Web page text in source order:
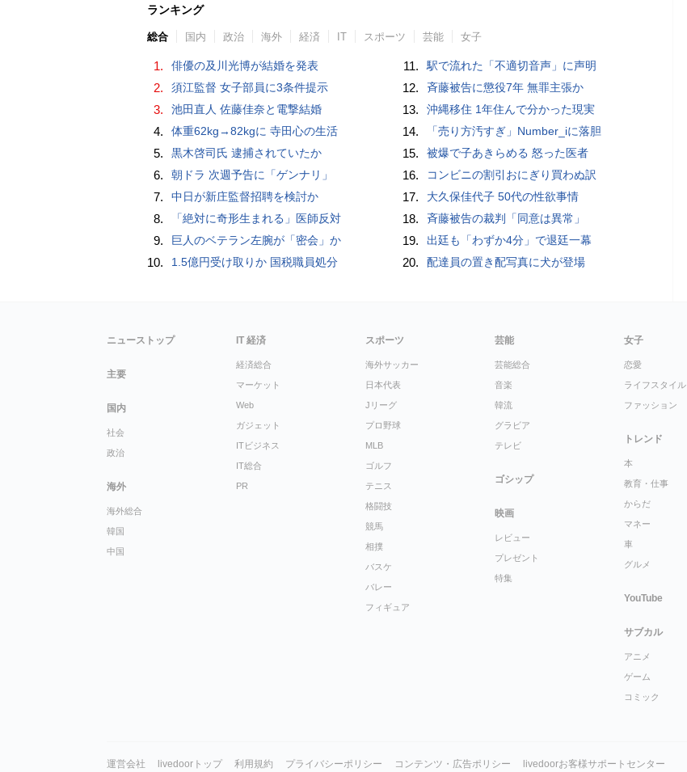
ランキング
総合 国内 政治 海外 経済 IT スポーツ 芸能 女子
1. 俳優の及川光博が結婚を発表
2. 須江監督 女子部員に3条件提示
3. 池田直人 佐藤佳奈と電撃結婚
4. 体重62kg→82kgに 寺田心の生活
5. 黒木啓司氏 逮捕されていたか
6. 朝ドラ 次週予告に「ゲンナリ」
7. 中日が新庄監督招聘を検討か
8. 「絶対に奇形生まれる」医師反対
9. 巨人のベテラン左腕が「密会」か
10. 1.5億円受け取りか 国税職員処分
11. 駅で流れた「不適切音声」に声明
12. 斉藤被告に懲役7年 無罪主張か
13. 沖縄移住 1年住んで分かった現実
14. 「売り方汚すぎ」Number_iに落胆
15. 被爆で子あきらめる 怒った医者
16. コンビニの割引おにぎり買わぬ訳
17. 大久保佳代子 50代の性欲事情
18. 斉藤被告の裁判「同意は異常」
19. 出廷も「わずか4分」で退廷一幕
20. 配達員の置き配写真に犬が登場
ニューストップ
主要
国内
社会
政治
海外
海外総合
韓国
中国
IT 経済
経済総合
マーケット
Web
ガジェット
ITビジネス
IT総合
PR
スポーツ
海外サッカー
日本代表
Jリーグ
プロ野球
MLB
ゴルフ
テニス
格闘技
競馬
相撲
バスケ
バレー
フィギュア
芸能
芸能総合
音楽
韓流
グラビア
テレビ
ゴシップ
映画
レビュー
プレゼント
特集
女子
恋愛
ライフスタイル
ファッション
トレンド
本
教育・仕事
からだ
マネー
車
グルメ
YouTube
サブカル
アニメ
ゲーム
コミック
運営会社 livedoorトップ 利用規約 プライバシーポリシー コンテンツ・広告ポリシー livedoorお客様サポートセンター